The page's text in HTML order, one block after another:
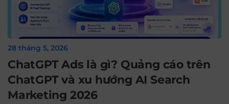
28 tháng 5, 2026
ChatGPT Ads là gì? Quảng cáo trên
ChatGPT và xu hướng AI Search
Marketing 2026